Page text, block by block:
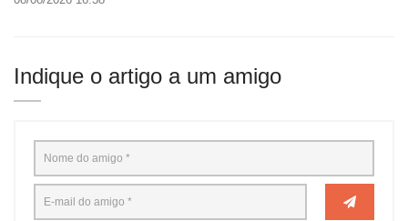
Indique o artigo a um amigo